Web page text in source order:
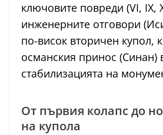
ключовите повреди (VI, IX,
инженерните отговори
по-висок вторичен купол,
османския принос (Синан)
стабилизацията на
От първия колапс до
на купола